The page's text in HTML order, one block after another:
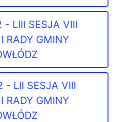
LIII SESJA VIII
RADY GMINY
LII SESJA VIII
RADY GMINY